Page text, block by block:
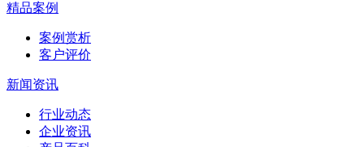
精品案例
案例赏析
客户评价
新闻资讯
行业动态
企业资讯